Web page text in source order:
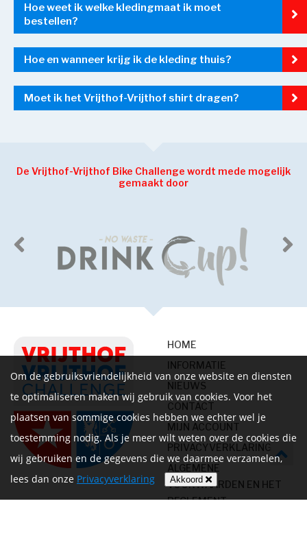
Hoe weet ik welke kledingmaat ik moet
bestellen?
Hoe en wanneer krijg ik de kleding thuis?
Moet ik het Vrijthof-Vrijthof shirt dragen?
De Vrijthof-Vrijthof Bike Challenge wordt mede mogelijk
gemaakt door
HOME
INFORMATIE
NIEUWS
CONTACT
MIJN ACCOUNT
PRIVACYVERKLARING
ALGEMENE
VOORWAARDEN EN HET
REGLEMENT
Om de gebruiksvriendelijkheid van onze website en diensten
te optimaliseren maken wij gebruik van cookies. Voor het
plaatsen van sommige cookies hebben we echter wel je
toestemming nodig. Als je meer wilt weten over de cookies die
wij gebruiken en de gegevens die we daarmee verzamelen,
lees dan onze Privacyverklaring Akkoord